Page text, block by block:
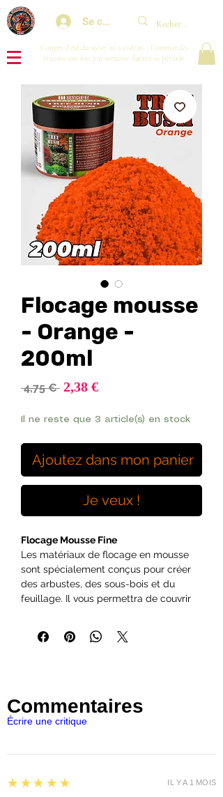
Se connecter
Congés d'été du 29/07 au 10/08/26 : Commandes
traitées une fois par semaine durant la période.
Flocage mousse
- Orange -
200ml
4,75 € Prix
2,38 €Prix
Il ne reste que 3 article(s) en stock
Ajoutez dans mon panier
Je veux !
Flocage Mousse Fine
Les matériaux de flocage en mousse
sont spécialement conçus pour créer
des arbustes, des sous-bois et du
feuillage. Il vous permettra de couvrir
des arbres, ainsi que tous les types
d'arbres de loisirs. Facile à coller avec
grande capacité pour vous faciliter leur
utilisation et leur conservation.
Idéal pour être utilisé avec
Taille des flocons 2-8 mm
Commentaires
Écrire une critique
5
★★★★★ IL Y A 1 MOIS